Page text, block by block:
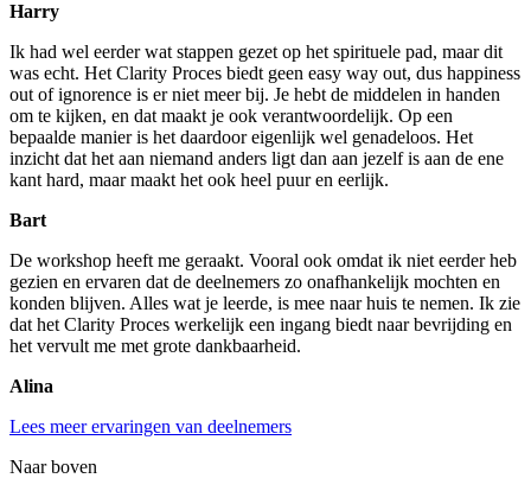
Harry
Ik had wel eerder wat stappen gezet op het spirituele pad, maar dit
was echt. Het Clarity Proces biedt geen easy way out, dus happiness
out of ignorence is er niet meer bij. Je hebt de middelen in handen
om te kijken, en dat maakt je ook verantwoordelijk. Op een
bepaalde manier is het daardoor eigenlijk wel genadeloos. Het
inzicht dat het aan niemand anders ligt dan aan jezelf is aan de ene
kant hard, maar maakt het ook heel puur en eerlijk.
Bart
De workshop heeft me geraakt. Vooral ook omdat ik niet eerder heb
gezien en ervaren dat de deelnemers zo onafhankelijk mochten en
konden blijven. Alles wat je leerde, is mee naar huis te nemen. Ik zie
dat het Clarity Proces werkelijk een ingang biedt naar bevrijding en
het vervult me met grote dankbaarheid.
Alina
Lees meer ervaringen van deelnemers
Naar boven